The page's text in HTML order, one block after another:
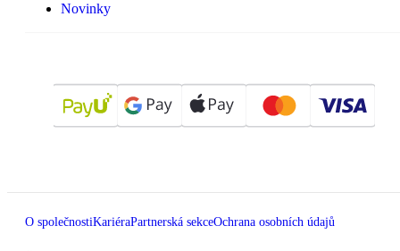
Novinky
O společnostiKariéraPartnerská sekceOchrana osobních údajů